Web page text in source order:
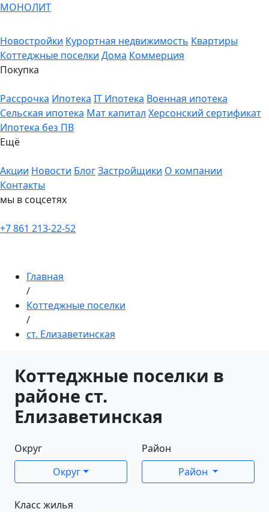
МОНОЛИТ
Новостройки Курортная недвижимость Квартиры
Коттеджные поселки Дома Коммерция
Покупка
Рассрочка Ипотека IT Ипотека Военная ипотека
Сельская ипотека Мат капитал Херсонский сертификат
Ипотека без ПВ
Ещё
Акции Новости БлогЗастройщики О компании
Контакты
мы в соцсетях
+7 861 213-22-52
Главная
/
Коттеджные поселки
/
ст. Елизаветинская
Коттеджные поселки в
районе ст.
Елизаветинская
Округ
Округ
Район
Район
Класс жилья